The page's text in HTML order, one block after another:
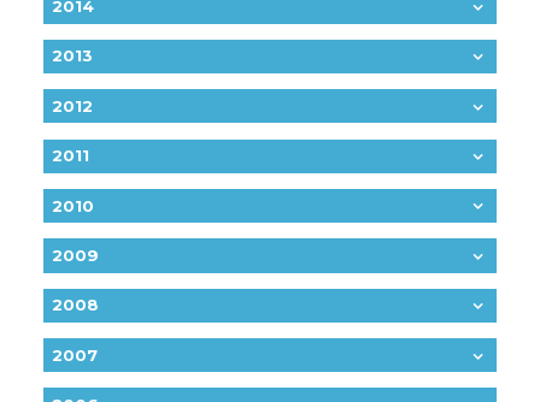
2014
2013
2012
2011
2010
2009
2008
2007